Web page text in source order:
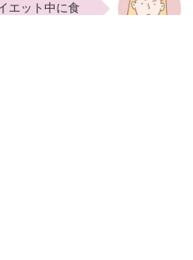
エット中に食